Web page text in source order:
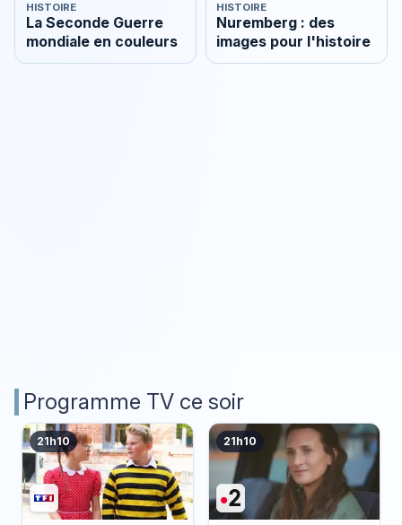
HISTOIRE
La Seconde Guerre
mondiale en couleurs
HISTOIRE
Nuremberg : des
images pour l'histoire
Programme TV ce soir
21h10 21h10